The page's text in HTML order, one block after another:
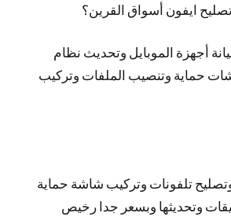
ايفون أسواق القرين؟
أجهزة الموبايل وتحديث نظام
حماية وتنصيب الملفات وتركيب
تلفونات وتركيب شاشة حماية
وتحديثها وبسعر جدا رخيص